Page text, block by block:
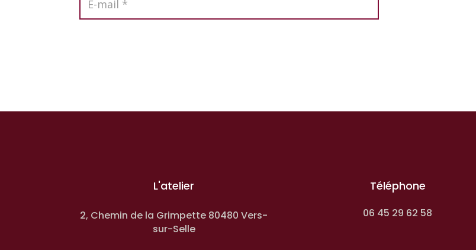
L'atelier
2, Chemin de la Grimpette 80480 Vers-
sur-Selle
Téléphone
06 45 29 62 58